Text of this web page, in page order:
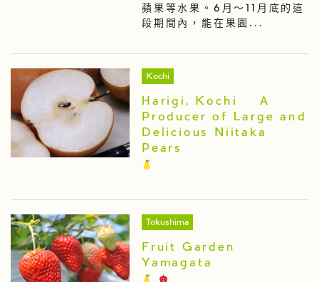
蘋果等水果。6月～11月底的這
段期間內，能在果園...
Kochi
Harigi, Kochi – A
Producer of Large and
Delicious Niitaka
Pears
Tokushima
Fruit Garden
Yamagata